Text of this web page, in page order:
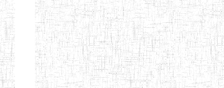
COLLEGE
KENCHOLIA
TEACHER'S
TRAINING
COLLEGE
15/09/2015 ENIEG